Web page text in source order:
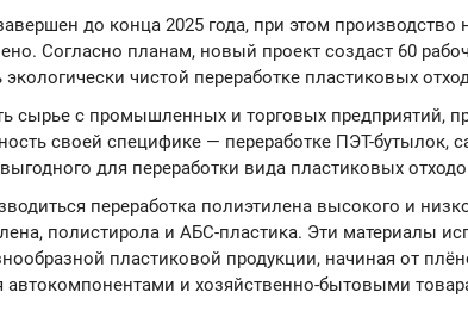
до конца 2025 года, при этом производство
Согласно планам, новый проект создаст 60
экологически чистой переработке пластиковых
сырье с промышленных и торговых предприятий,
своей специфике — переработке ПЭТ-бутылок,
для переработки вида пластиковых
переработка полиэтилена высокого и
полистирола и АБС-пластика. Эти материалы
пластиковой продукции, начиная от
автокомпонентами и хозяйственно-бытовыми